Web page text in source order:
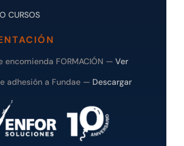
CURSOS
encomienda FORMACIÓN — Ver
adhesión a Fundae — Descargar